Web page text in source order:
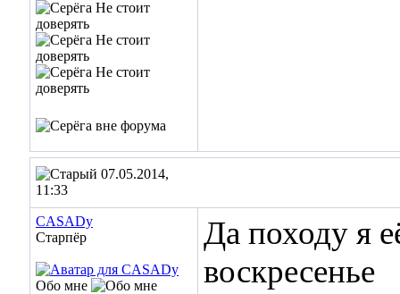
07.05.2014,
11:33
CASADy
Старпёр
Обо мне
Да походу я
воскресенье